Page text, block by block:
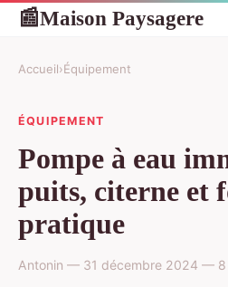
📰Maison Paysagere
Accueil›Équipement
ÉQUIPEMENT
Pompe à eau
puits, citerne et
pratique
Antonin — 31 décembre 2024 — 8